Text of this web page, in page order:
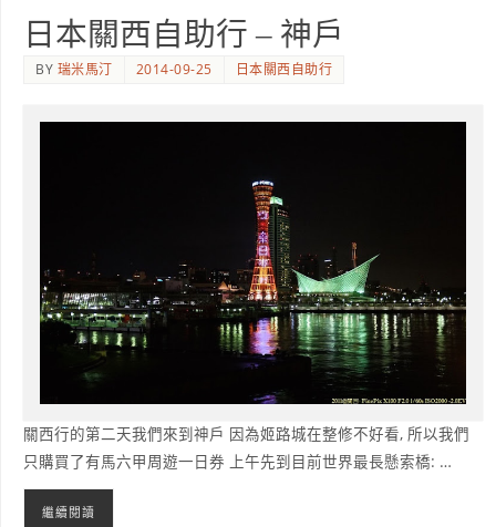
日本關西自助行 – 神戶
BY 瑞米馬汀 2014-09-25 日本關西自助行
關西行的第二天我們來到神戶 因為姬路城在整修不好看, 所以我們
只購買了有馬六甲周遊一日券 上午先到目前世界最長懸索橋: …
繼續閱讀